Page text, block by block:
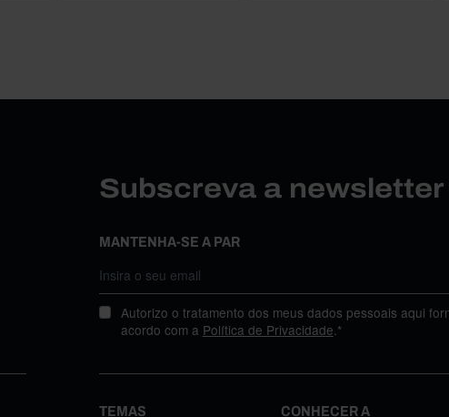
Subscreva a
MANTENHA-SE A PAR
Autorizo o tratamento dos meus dados pessoais aqui
acordo com a Política de Privacidade .*
TEMAS CONHECER A